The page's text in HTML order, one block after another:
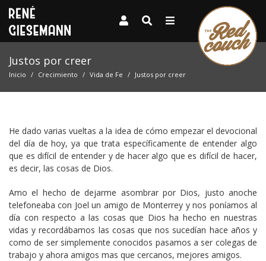
Justos por creer
Inicio Crecimiento Vida de Fe Justos por creer
He dado varias vueltas a la idea de cómo empezar el devocional
del día de hoy, ya que trata específicamente de entender algo
que es difícil de entender y de hacer algo que es difícil de hacer,
es decir, las cosas de Dios.
Amo el hecho de dejarme asombrar por Dios, justo anoche
telefoneaba con Joel un amigo de Monterrey y nos poníamos al
día con respecto a las cosas que Dios ha hecho en nuestras
vidas y recordábamos las cosas que nos sucedían hace años y
como de ser simplemente conocidos pasamos a ser colegas de
trabajo y ahora amigos mas que cercanos, mejores amigos.